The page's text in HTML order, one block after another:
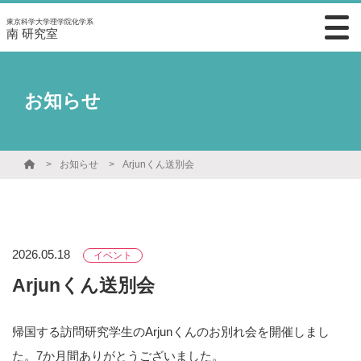
東京科学大学理学院化学系
南 研究室
お知らせ
お知らせ Arjunくん送別会
2026.05.18 イベント
Arjunくん送別会
帰国する訪問研究学生のArjunくんのお別れ会を開催しまし
た。7か月間ありがとうございました。